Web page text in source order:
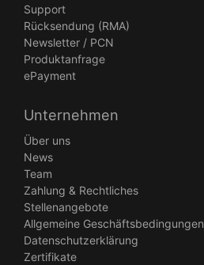
Support
Rücksendung (RMA)
Newsletter / PCN
Produktanfrage
ePayment
Unternehmen
Über uns
News
Team
Zahlung & Rechtliches
Stellenangebote
Allgemeine Geschäftsbedingungen
Datenschutzerklärung
Zertifikate